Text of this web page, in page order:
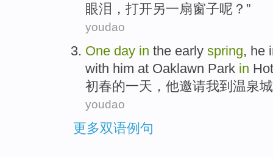
眼泪， 打开另一扇窗子呢？”
youdao
One day in the early spring, he
with him at Oaklawn Park in
初春的一天 ， 他邀请我到 温泉
youdao
更多双语例句